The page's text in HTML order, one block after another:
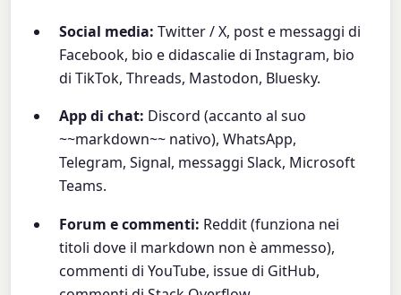
Social media: Twitter / X, post e messaggi di
Facebook, bio e didascalie di Instagram, bio
di TikTok, Threads, Mastodon, Bluesky.
App di chat: Discord (accanto al suo
~~markdown~~ nativo), WhatsApp,
Telegram, Signal, messaggi Slack, Microsoft
Teams.
Forum e commenti: Reddit (funziona nei
titoli dove il markdown non è ammesso),
commenti di YouTube, issue di GitHub,